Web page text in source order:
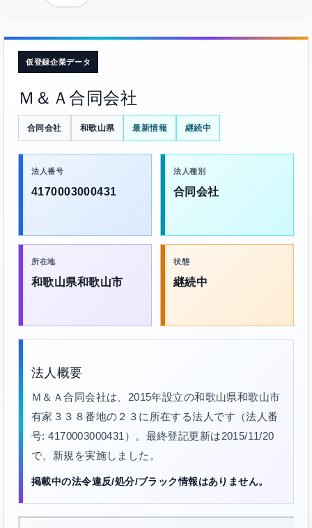
仮登録企業データ
Ｍ＆Ａ合同会社
合同会社 和歌山県 最新情報 継続中
法人番号
4170003000431
法人種別
合同会社
所在地
和歌山県和歌山市
状態
継続中
法人概要
Ｍ＆Ａ合同会社は、2015年設立の和歌山県和歌山市
有家３３８番地の２３に所在する法人です（法人番
号: 4170003000431）。最終登記更新は2015/11/20
で、新規を実施しました。
掲載中の法令違反/処分/ブラック情報はありません。